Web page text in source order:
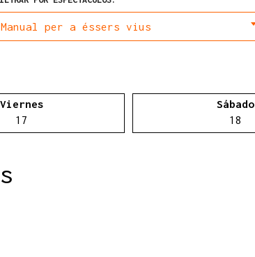
Manual per a éssers vius
Viernes
17
Sábado
18